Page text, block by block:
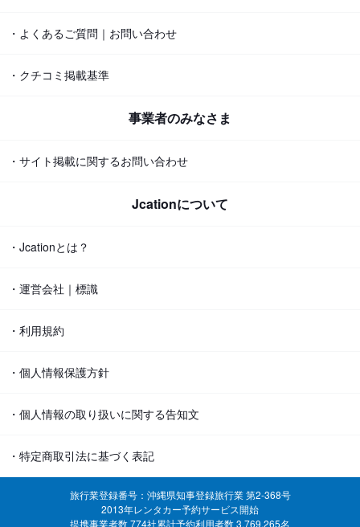
・よくあるご質問｜お問い合わせ
・クチコミ掲載基準
事業者のみなさま
・サイト掲載に関するお問い合わせ
Jcationについて
・Jcationとは？
・運営会社｜標識
・利用規約
・個人情報保護方針
・個人情報の取り扱いに関する告知文
・特定商取引法に基づく表記
旅行業登録番号：沖縄県知事登録旅行業 第2-368号
2013年レンタカー予約サービス開始
提携事業者数 774社累計予約利用者数 3,769,265名